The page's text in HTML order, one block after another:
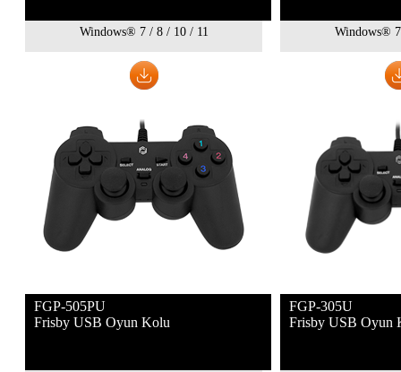
Windows® 7 / 8 / 10 / 11 Windows®
FGP-505PU
Frisby USB Oyun Kolu
FGP-305U
Frisby USB Oyun